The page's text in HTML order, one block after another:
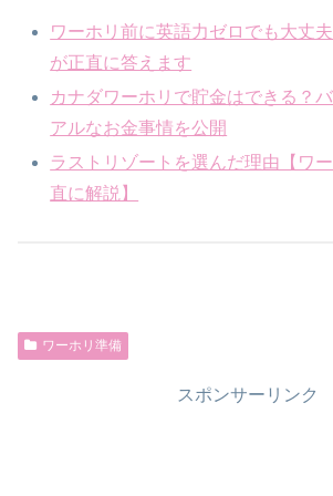
ワーホリ前に英語力ゼロでも大丈
が正直に答えます
カナダワーホリで貯金はできる？
アルなお金事情を公開
ラストリゾートを選んだ理由【ワ
直に解説】
ワーホリ準備
スポンサーリンク